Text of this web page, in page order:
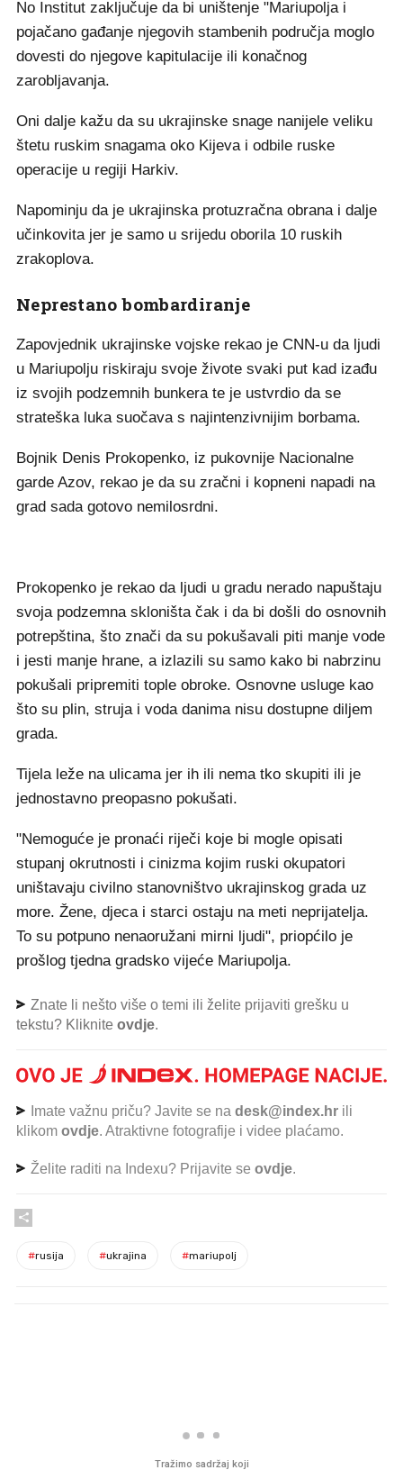
No Institut zaključuje da bi uništenje "Mariupolja i
pojačano gađanje njegovih stambenih područja moglo
dovesti do njegove kapitulacije ili konačnog
zarobljavanja.
Oni dalje kažu da su ukrajinske snage nanijele veliku
štetu ruskim snagama oko Kijeva i odbile ruske
operacije u regiji Harkiv.
Napominju da je ukrajinska protuzračna obrana i dalje
učinkovita jer je samo u srijedu oborila 10 ruskih
zrakoplova.
Neprestano bombardiranje
Zapovjednik ukrajinske vojske rekao je CNN-u da ljudi
u Mariupolju riskiraju svoje živote svaki put kad izađu
iz svojih podzemnih bunkera te je ustvrdio da se
strateška luka suočava s najintenzivnijim borbama.
Bojnik Denis Prokopenko, iz pukovnije Nacionalne
garde Azov, rekao je da su zračni i kopneni napadi na
grad sada gotovo nemilosrdni.
Prokopenko je rekao da ljudi u gradu nerado napuštaju
svoja podzemna skloništa čak i da bi došli do osnovnih
potrepština, što znači da su pokušavali piti manje vode
i jesti manje hrane, a izlazili su samo kako bi nabrzinu
pokušali pripremiti tople obroke. Osnovne usluge kao
što su plin, struja i voda danima nisu dostupne diljem
grada.
Tijela leže na ulicama jer ih ili nema tko skupiti ili je
jednostavno preopasno pokušati.
"Nemoguće je pronaći riječi koje bi mogle opisati
stupanj okrutnosti i cinizma kojim ruski okupatori
uništavaju civilno stanovništvo ukrajinskog grada uz
more. Žene, djeca i starci ostaju na meti neprijatelja.
To su potpuno nenaoružani mirni ljudi", priopćilo je
prošlog tjedna gradsko vijeće Mariupolja.
Znate li nešto više o temi ili želite prijaviti grešku u
tekstu? Kliknite ovdje.
Imate važnu priču? Javite se na desk@index.hr ili
klikom ovdje. Atraktivne fotografije i videe plaćamo.
Želite raditi na Indexu? Prijavite se ovdje.
#rusija #ukrajina #mariupolj